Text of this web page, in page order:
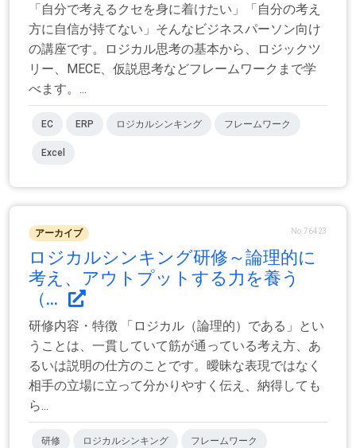
「自分で考えるクセを身に着けたい」「自分の考え
方に自信が持てない」そんなビジネスパーソン向け
の講座です。ロジカル思考の基本から、ロジックツ
リー、MECE、仮説思考などフレームワークまで学
べます。...
EC ERP ロジカルシンキング フレームワーク
Excel
アーカイブ No.76423
ロジカルシンキング研修～論理的に
考え、アウトプットする力を養う
（...
研修内容・特徴 「ロジカル（論理的）である」とい
うことは、一貫していて筋が通っている考え方、あ
るいは説明の仕方のことです。曖昧な表現ではなく
相手の立場に立って分かりやすく伝え、納得しても
ら...
研修 ロジカルシンキング フレームワーク